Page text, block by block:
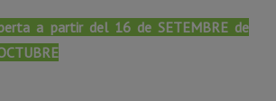
a partir del 16 de SETEMBRE de